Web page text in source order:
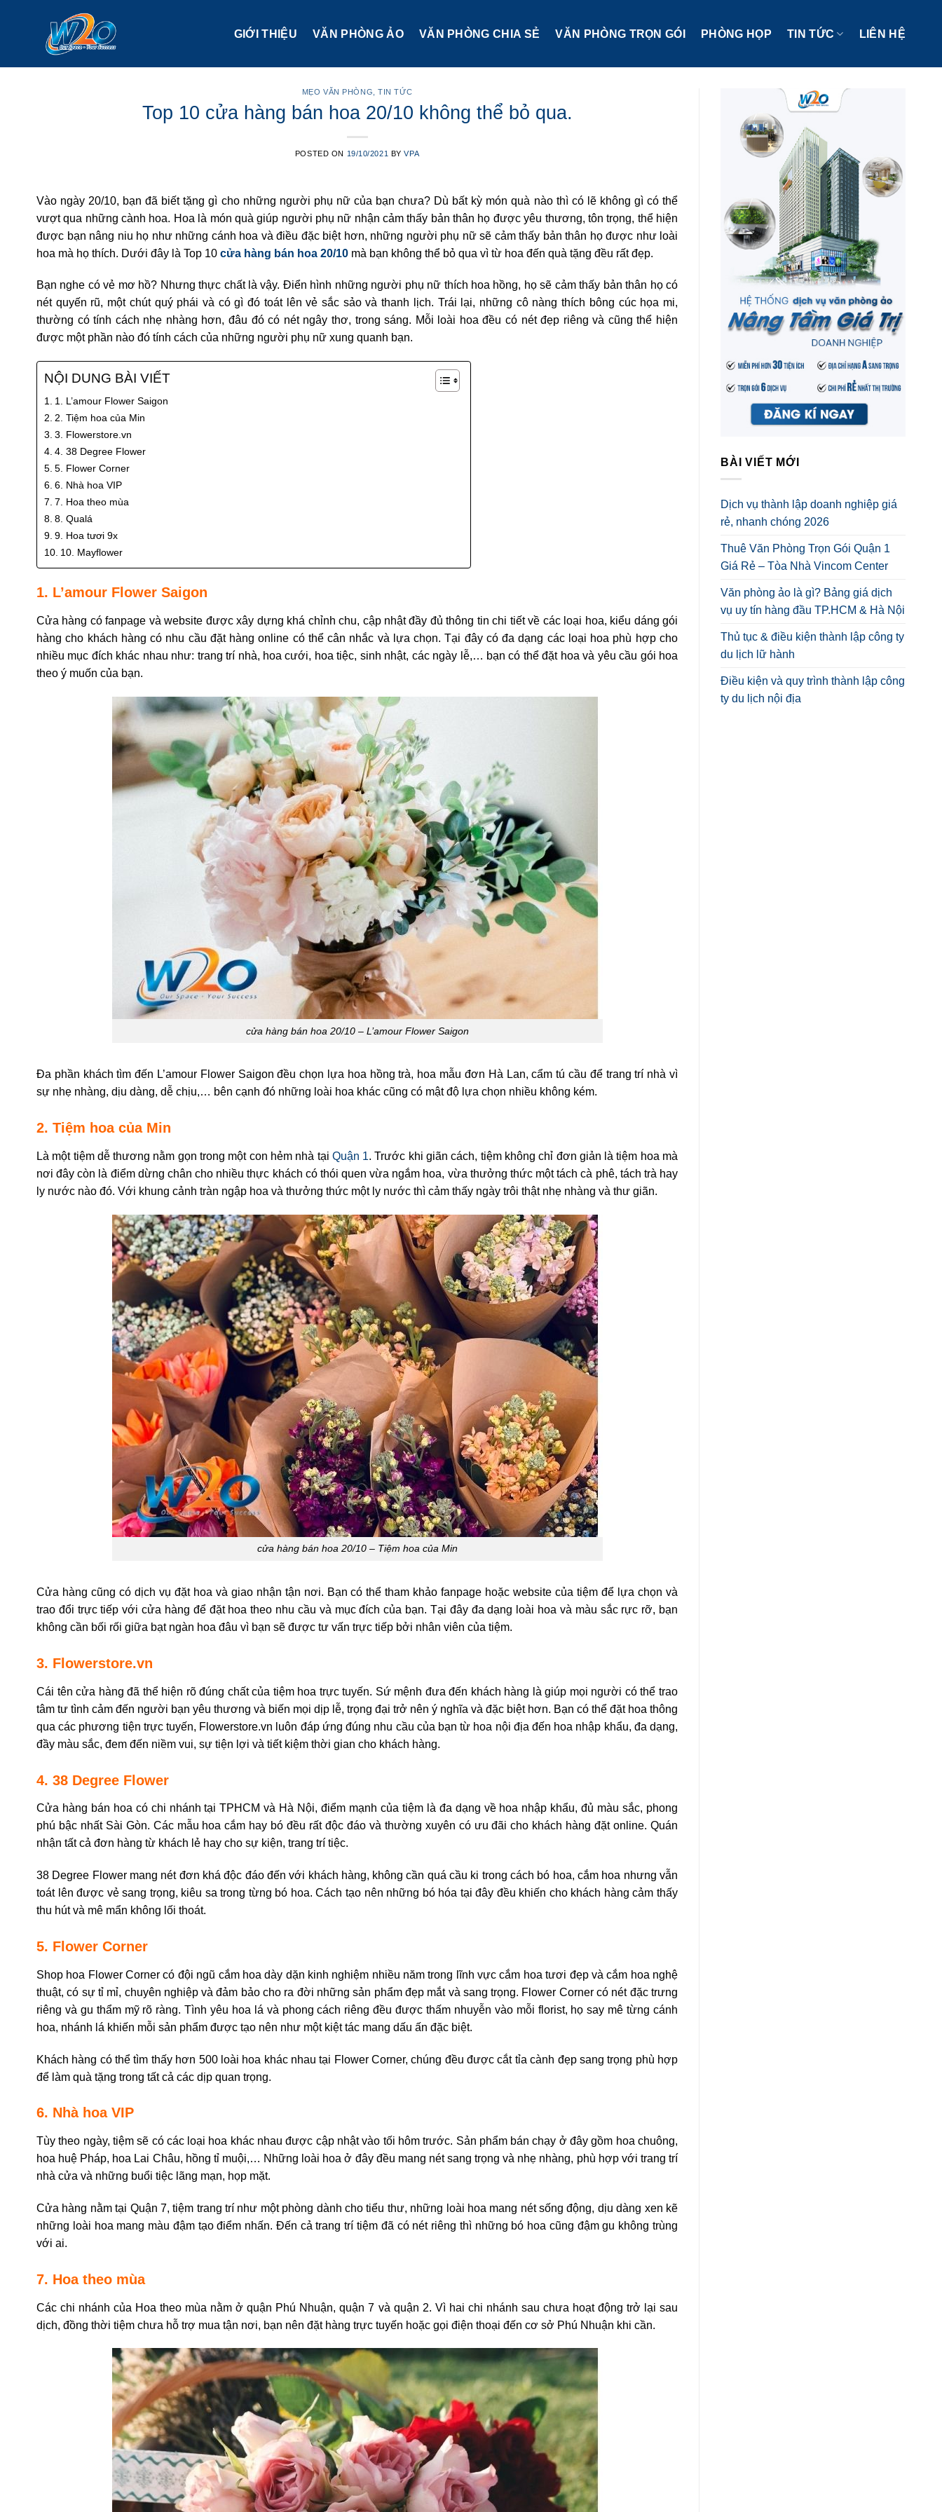
GIỚI THIỆU VĂN PHÒNG ẢO VĂN PHÒNG CHIA SẺ VĂN PHÒNG TRỌN GÓI PHÒNG HỌP TIN TỨC LIÊN HỆ
MẸO VĂN PHÒNG ,TIN TỨC
Top 10 cửa hàng bán hoa 20/10 không thể bỏ qua.
POSTED ON 19/10/2021 BYVPA
Vào ngày 20/10, bạn đã biết tặng gì cho những người phụ nữ của bạn chưa? Dù bất kỳ món quà nào thì có lẽ không gì có thể
vượt qua những cành hoa. Hoa là món quà giúp người phụ nữ nhận cảm thấy bản thân họ được yêu thương, tôn trọng, thể hiện
được bạn nâng niu họ như những cánh hoa và điều đặc biệt hơn, những người phụ nữ sẽ cảm thấy bản thân họ được như loài
hoa mà họ thích. Dưới đây là Top 10 cửa hàng bán hoa 20/10 mà bạn không thể bỏ qua vì từ hoa đến quà tặng đều rất đẹp.
Bạn nghe có vẻ mơ hồ? Nhưng thực chất là vậy. Điển hình những người phụ nữ thích hoa hồng, họ sẽ cảm thấy bản thân họ có
nét quyến rũ, một chút quý phái và có gì đó toát lên vẻ sắc sảo và thanh lịch. Trái lại, những cô nàng thích bông cúc họa mi,
thường có tính cách nhẹ nhàng hơn, đâu đó có nét ngây thơ, trong sáng. Mỗi loài hoa đều có nét đẹp riêng và cũng thể hiện
được một phần nào đó tính cách của những người phụ nữ xung quanh bạn.
NỘI DUNG BÀI VIẾT
1. L’amour Flower Saigon
2. Tiệm hoa của Min
3. Flowerstore.vn
4. 38 Degree Flower
5. Flower Corner
6. Nhà hoa VIP
7. Hoa theo mùa
8. Qualá
9. Hoa tươi 9x
10. Mayflower
1. L’amour Flower Saigon
Cửa hàng có fanpage và website được xây dựng khá chỉnh chu, cập nhật đầy đủ thông tin chi tiết về các loại hoa, kiểu dáng gói
hàng cho khách hàng có nhu cầu đặt hàng online có thể cân nhắc và lựa chọn. Tại đây có đa dạng các loại hoa phù hợp cho
nhiều mục đích khác nhau như: trang trí nhà, hoa cưới, hoa tiệc, sinh nhật, các ngày lễ,… bạn có thể đặt hoa và yêu cầu gói hoa
theo ý muốn của bạn.
cửa hàng bán hoa 20/10 – L’amour Flower Saigon
Đa phần khách tìm đến L’amour Flower Saigon đều chọn lựa hoa hồng trà, hoa mẫu đơn Hà Lan, cẩm tú cầu để trang trí nhà vì
sự nhẹ nhàng, dịu dàng, dễ chịu,… bên cạnh đó những loài hoa khác cũng có mật độ lựa chọn nhiều không kém.
2. Tiệm hoa của Min
Là một tiệm dễ thương nằm gọn trong một con hẻm nhà tại Quận 1. Trước khi giãn cách, tiệm không chỉ đơn giản là tiệm hoa mà
nơi đây còn là điểm dừng chân cho nhiều thực khách có thói quen vừa ngắm hoa, vừa thưởng thức một tách cà phê, tách trà hay
ly nước nào đó. Với khung cảnh tràn ngập hoa và thưởng thức một ly nước thì cảm thấy ngày trôi thật nhẹ nhàng và thư giãn.
cửa hàng bán hoa 20/10 – Tiệm hoa của Min
Cửa hàng cũng có dịch vụ đặt hoa và giao nhận tận nơi. Bạn có thể tham khảo fanpage hoặc website của tiệm để lựa chọn và
trao đổi trực tiếp với cửa hàng để đặt hoa theo nhu cầu và mục đích của bạn. Tại đây đa dạng loài hoa và màu sắc rực rỡ, bạn
không cần bối rối giữa bạt ngàn hoa đâu vì bạn sẽ được tư vấn trực tiếp bởi nhân viên của tiệm.
3. Flowerstore.vn
Cái tên cửa hàng đã thể hiện rõ đúng chất của tiệm hoa trực tuyến. Sứ mệnh đưa đến khách hàng là giúp mọi người có thể trao
tâm tư tình cảm đến người bạn yêu thương và biến mọi dịp lễ, trọng đại trở nên ý nghĩa và đặc biệt hơn. Bạn có thể đặt hoa thông
qua các phương tiện trực tuyến, Flowerstore.vn luôn đáp ứng đúng nhu cầu của bạn từ hoa nội địa đến hoa nhập khẩu, đa dạng,
đầy màu sắc, đem đến niềm vui, sự tiện lợi và tiết kiệm thời gian cho khách hàng.
4. 38 Degree Flower
Cửa hàng bán hoa có chi nhánh tại TPHCM và Hà Nội, điểm mạnh của tiệm là đa dạng về hoa nhập khẩu, đủ màu sắc, phong
phú bậc nhất Sài Gòn. Các mẫu hoa cắm hay bó đều rất độc đáo và thường xuyên có ưu đãi cho khách hàng đặt online. Quán
nhận tất cả đơn hàng từ khách lẻ hay cho sự kiện, trang trí tiệc.
38 Degree Flower mang nét đơn khá độc đáo đến với khách hàng, không cần quá cầu ki trong cách bó hoa, cắm hoa nhưng vẫn
toát lên được vẻ sang trọng, kiêu sa trong từng bó hoa. Cách tạo nên những bó hóa tại đây đều khiến cho khách hàng cảm thấy
thu hút và mê mẩn không lối thoát.
5. Flower Corner
Shop hoa Flower Corner có đội ngũ cắm hoa dày dặn kinh nghiệm nhiều năm trong lĩnh vực cắm hoa tươi đẹp và cắm hoa nghệ
thuật, có sự tỉ mỉ, chuyên nghiệp và đảm bảo cho ra đời những sản phẩm đẹp mắt và sang trọng. Flower Corner có nét đặc trưng
riêng và gu thẩm mỹ rõ ràng. Tình yêu hoa lá và phong cách riêng đều được thấm nhuyễn vào mỗi florist, họ say mê từng cánh
hoa, nhánh lá khiến mỗi sản phẩm được tạo nên như một kiệt tác mang dấu ấn đặc biệt.
Khách hàng có thể tìm thấy hơn 500 loài hoa khác nhau tại Flower Corner, chúng đều được cắt tỉa cành đẹp sang trọng phù hợp
để làm quà tặng trong tất cả các dịp quan trọng.
6. Nhà hoa VIP
Tùy theo ngày, tiệm sẽ có các loại hoa khác nhau được cập nhật vào tối hôm trước. Sản phẩm bán chạy ở đây gồm hoa chuông,
hoa huệ Pháp, hoa Lai Châu, hồng tỉ muội,… Những loài hoa ở đây đều mang nét sang trọng và nhẹ nhàng, phù hợp với trang trí
nhà cửa và những buổi tiệc lãng mạn, họp mặt.
Cửa hàng nằm tại Quận 7, tiệm trang trí như một phòng dành cho tiểu thư, những loài hoa mang nét sống động, dịu dàng xen kẽ
những loài hoa mang màu đậm tạo điểm nhấn. Đến cả trang trí tiệm đã có nét riêng thì những bó hoa cũng đậm gu không trùng
với ai.
7. Hoa theo mùa
Các chi nhánh của Hoa theo mùa nằm ở quận Phú Nhuận, quận 7 và quận 2. Vì hai chi nhánh sau chưa hoạt động trở lại sau
dịch, đồng thời tiệm chưa hỗ trợ mua tận nơi, bạn nên đặt hàng trực tuyến hoặc gọi điện thoại đến cơ sở Phú Nhuận khi cần.
BÀI VIẾT MỚI
Dịch vụ thành lập doanh nghiệp giá
rẻ, nhanh chóng 2026
Thuê Văn Phòng Trọn Gói Quận 1
Giá Rẻ – Tòa Nhà Vincom Center
Văn phòng ảo là gì? Bảng giá dịch
vụ uy tín hàng đầu TP.HCM & Hà Nội
Thủ tục & điều kiện thành lập công ty
du lịch lữ hành
Điều kiện và quy trình thành lập công
ty du lịch nội địa